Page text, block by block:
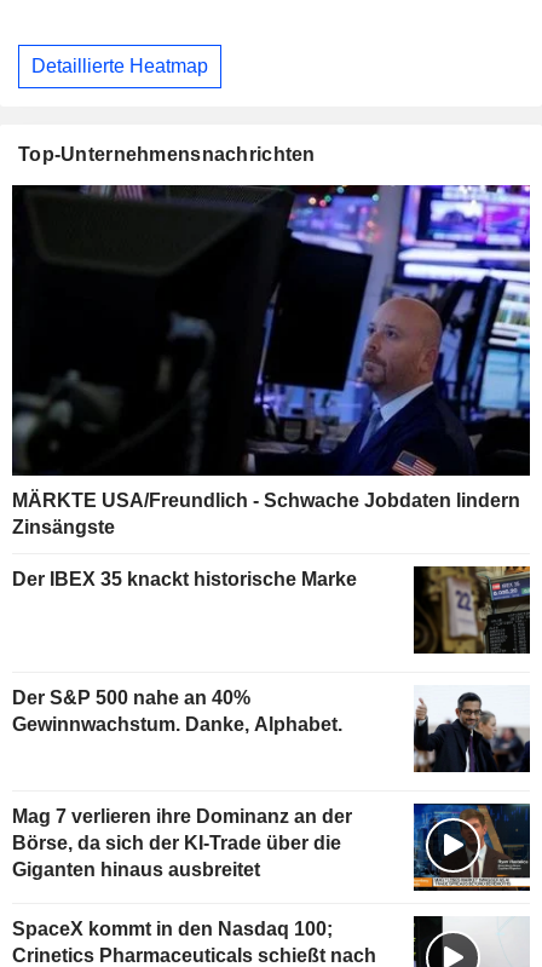
Detaillierte Heatmap
Top-Unternehmensnachrichten
MÄRKTE USA/Freundlich - Schwache Jobdaten lindern
Zinsängste
Der IBEX 35 knackt historische Marke
Der S&P 500 nahe an 40%
Gewinnwachstum. Danke, Alphabet.
Mag 7 verlieren ihre Dominanz an der
Börse, da sich der KI-Trade über die
Giganten hinaus ausbreitet
SpaceX kommt in den Nasdaq 100;
Crinetics Pharmaceuticals schießt nach